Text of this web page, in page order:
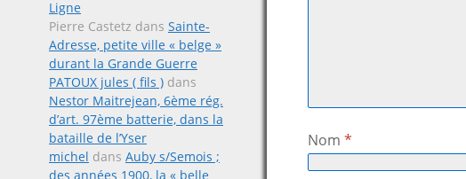
Ligne
Pierre Castetz dans Sainte-
Adresse, petite ville « belge »
durant la Grande Guerre
PATOUX jules ( fils ) dans
Nestor Maitrejean, 6ème rég.
d’art. 97ème batterie, dans la
bataille de l’Yser
michel dans Auby s/Semois ;
des années 1900, la « belle
Nom*